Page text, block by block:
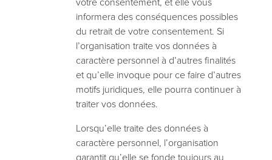
informera des conséquences possibles
du retrait de votre consentement. Si
l’organisation traite vos données à
caractère personnel à d’autres finalités
et qu’elle invoque pour ce faire d’autres
motifs juridiques, elle pourra continuer à
traiter vos données.
Lorsqu’elle traite des données à
caractère personnel, l’organisation